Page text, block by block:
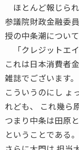
ほとんど報じら
参議院財政金融委
授の中条潮につい
「クレジットエ
これは日本消費者
雑誌でございます。
こういうのにし ょ
れども、 これ幾ら
つまり中条は田原
ということである。